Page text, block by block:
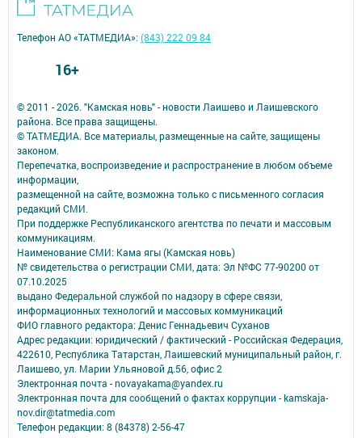
© 2011 - 2026. "Камская новь" - новости Лаишево и Лаишевского
района. Все права защищены.
© ТАТМЕДИА. Все материалы, размещенные на сайте, защищены
законом.
Перепечатка, воспроизведение и распространение в любом объеме
информации,
размещенной на сайте, возможна только с письменного согласия
редакций СМИ.
При поддержке Республиканского агентства по печати и массовым
коммуникациям.
Наименование СМИ: Кама ягы (Камская новь)
№ свидетельства о регистрации СМИ, дата: Эл №ФC 77-90200 от
07.10.2025
выдано Федеральной службой по надзору в сфере связи,
информационных технологий и массовых коммуникаций
ФИО главного редактора: Денис Геннадьевич Суханов
Адрес редакции: юридический / фактический - Российская Федерация,
422610, Республика Татарстан, Лаишевский муниципальный район, г.
Лаишево, ул. Марии Ульяновой д.56, офис 2
Электронная почта - novayakama@yandex.ru
Электронная почта для сообщений о фактах коррупции - kamskaja-
nov.dir@tatmedia.com
Телефон редакции: 8 (84378) 2-56-47
Телефон АО «ТАТМЕДИА»:(843) 222 09 84
16+